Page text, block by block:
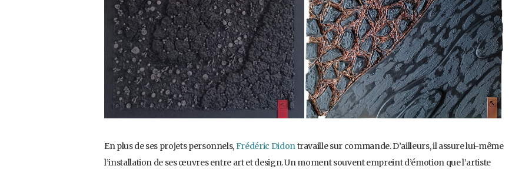
En plus de ses projets personnels,Frédéric Didontravaille sur commande. D’ailleurs, il assure lui-même
l’installation de ses œuvres entre art et design. Un moment souvent empreint d’émotion que l’artiste